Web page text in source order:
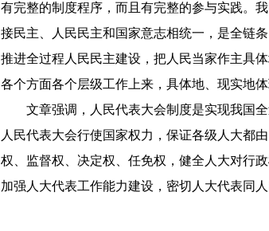
有完整的制度程序，而且有完整的参与实践。
接民主、人民民主和国家意志相统一，是全链
推进全过程人民民主建设，把人民当家作主具
各个方面各个层级工作上来，具体地、现实地
文章强调，人民代表大会制度是实现我国
人民代表大会行使国家权力，保证各级人大都
权、监督权、决定权、任免权，健全人大对行
加强人大代表工作能力建设，密切人大代表同